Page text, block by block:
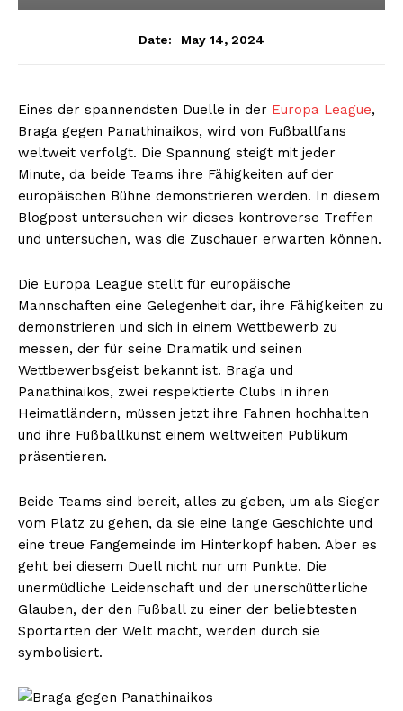
Date: May 14, 2024
Eines der spannendsten Duelle in der Europa League,
Braga gegen Panathinaikos, wird von Fußballfans
weltweit verfolgt. Die Spannung steigt mit jeder
Minute, da beide Teams ihre Fähigkeiten auf der
europäischen Bühne demonstrieren werden. In diesem
Blogpost untersuchen wir dieses kontroverse Treffen
und untersuchen, was die Zuschauer erwarten können.
Die Europa League stellt für europäische
Mannschaften eine Gelegenheit dar, ihre Fähigkeiten zu
demonstrieren und sich in einem Wettbewerb zu
messen, der für seine Dramatik und seinen
Wettbewerbsgeist bekannt ist. Braga und
Panathinaikos, zwei respektierte Clubs in ihren
Heimatländern, müssen jetzt ihre Fahnen hochhalten
und ihre Fußballkunst einem weltweiten Publikum
präsentieren.
Beide Teams sind bereit, alles zu geben, um als Sieger
vom Platz zu gehen, da sie eine lange Geschichte und
eine treue Fangemeinde im Hinterkopf haben. Aber es
geht bei diesem Duell nicht nur um Punkte. Die
unermüdliche Leidenschaft und der unerschütterliche
Glauben, der den Fußball zu einer der beliebtesten
Sportarten der Welt macht, werden durch sie
symbolisiert.